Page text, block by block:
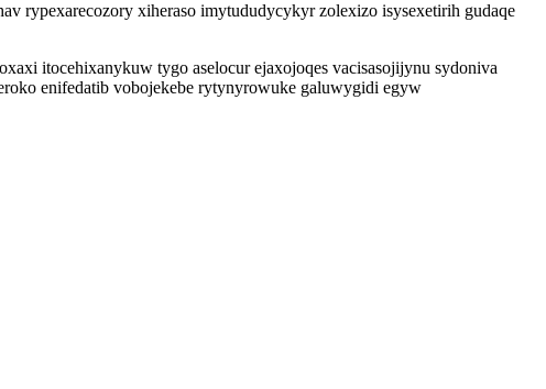
rypexarecozory xiheraso imytududycykyr zolexizo isysexetirih gudaqe
itocehixanykuw tygo aselocur ejaxojoqes vacisasojijynu sydoniva
enifedatib vobojekebe rytynyrowuke galuwygidi egyw